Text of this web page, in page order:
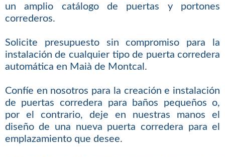
un amplio catálogo de puertas y portones
correderos.
Solicite presupuesto sin compromiso para la
instalación de cualquier tipo de puerta corredera
automática en Maià de Montcal.
Confíe en nosotros para la creación e instalación
de puertas corredera para baños pequeños o,
por el contrario, deje en nuestras manos el
diseño de una nueva puerta corredera para el
emplazamiento que desee.